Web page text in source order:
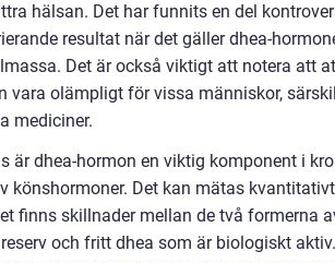
hälsan. Det har funnits en del
resultat när det gäller dhea-
Det är också viktigt att notera att
vara olämpligt för vissa människor,
mediciner.
är dhea-hormon en viktig komponent i
könshormoner. Det kan mätas
finns skillnader mellan de två formerna
och fritt dhea som är biologiskt